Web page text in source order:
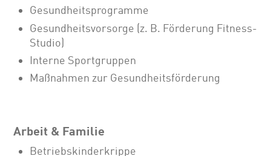
Gesundheitsprogramme
Gesundheitsvorsorge (z. B. Förderung Fitness-
Studio)
Interne Sportgruppen
Maßnahmen zur Gesundheitsförderung
Arbeit & Familie
Betriebskinderkrippe